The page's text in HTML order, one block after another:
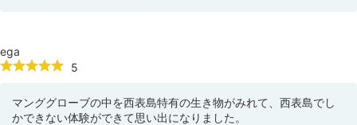
ega
5
マンググローブの中を西表島特有の生き物がみれて、西表島でし
かできない体験ができて思い出になりました。